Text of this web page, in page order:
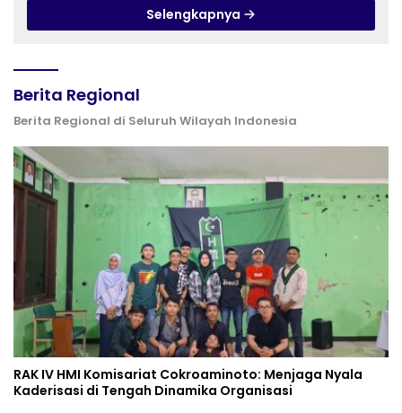
Selengkapnya
Berita Regional
Berita Regional di Seluruh Wilayah Indonesia
RAK IV HMI Komisariat Cokroaminoto: Menjaga Nyala
Kaderisasi di Tengah Dinamika Organisasi